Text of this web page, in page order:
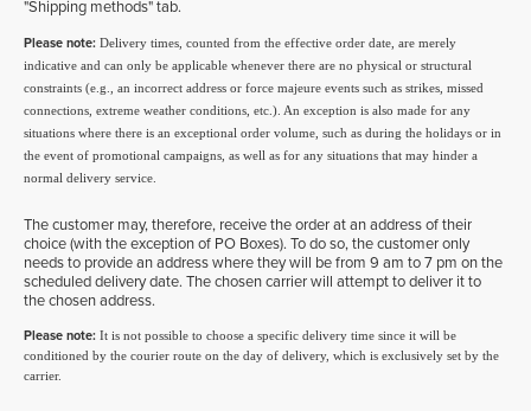
"Shipping methods" tab.
Please note: Delivery times, counted from the effective order date, are merely
indicative and can only be applicable whenever there are no physical or structural
constraints (e.g., an incorrect address or force majeure events such as strikes, missed
connections, extreme weather conditions, etc.). An exception is also made for any
situations where there is an exceptional order volume, such as during the holidays or in
the event of promotional campaigns, as well as for any situations that may hinder a
normal delivery service.
The customer may, therefore, receive the order at an address of their
choice (with the exception of PO Boxes). To do so, the customer only
needs to provide an address where they will be from 9 am to 7 pm on the
scheduled delivery date. The chosen carrier will attempt to deliver it to
the chosen address.
Please note: It is not possible to choose a specific delivery time since it will be
conditioned by the courier route on the day of delivery, which is exclusively set by the
carrier.